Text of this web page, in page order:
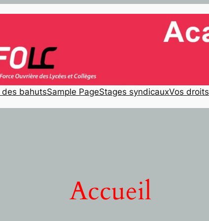
des bahutsSample PageStages syndicauxVos droits
Accueil